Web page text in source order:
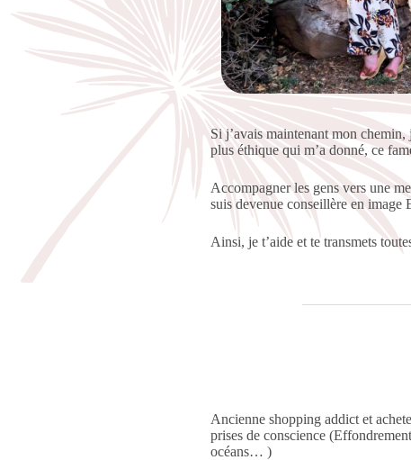
Si j’avais maintenant mon
plus éthique qui m’a donné, ce
Accompagner les gens vers une
suis devenue conseillère en image
Ainsi, je t’aide et te transmets
Ancienne shopping addict et
prises de conscience
océans… )